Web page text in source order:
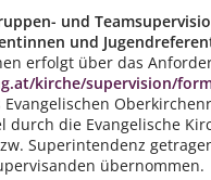
und
und
erfolgt über das
kirche/supervision/
durch die Evangelische
Superintendenz
übernommen.